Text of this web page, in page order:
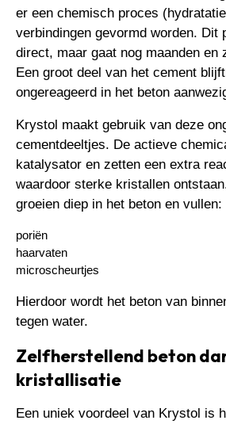
er een chemisch proces
verbindingen gevormd worden. Dit
direct, maar gaat nog maanden en
Een groot deel van het cement
ongereageerd in het beton
Krystol maakt gebruik van deze
cementdeeltjes. De actieve
katalysator en zetten een extra
waardoor sterke kristallen
groeien diep in het beton en vullen:
poriën
haarvaten
microscheurtjes
Hierdoor wordt het beton van
tegen water.
Zelfherstellend beton
kristallisatie
Een uniek voordeel van Krystol is